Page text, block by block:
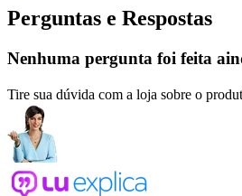
Perguntas e Respostas
Nenhuma pergunta foi feita
Tire sua dúvida com a loja sobre o